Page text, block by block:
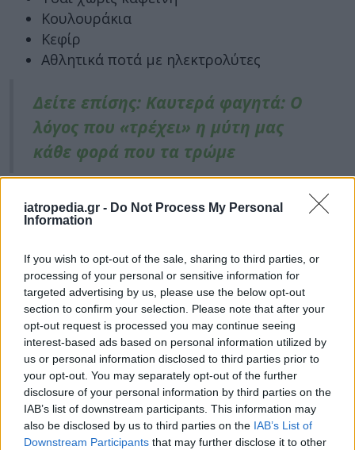
iatropedia.gr - Do Not Process My Personal
Information
If you wish to opt-out of the sale, sharing to third parties, or
processing of your personal or sensitive information for
targeted advertising by us, please use the below opt-out
section to confirm your selection. Please note that after your
opt-out request is processed you may continue seeing
interest-based ads based on personal information utilized by
us or personal information disclosed to third parties prior to
your opt-out. You may separately opt-out of the further
disclosure of your personal information by third parties on the
IAB’s list of downstream participants. This information may
also be disclosed by us to third parties on the IAB’s List of
Downstream Participants that may further disclose it to other
Κουλουράκια
Κεφίρ
Αθλητικά ποτά με ηλεκτρολύτες
Δείτε επίσης: Καυτερά φαγητά: Ο
λόγος που «τρέχει» η μύτη μας
κάθε φορά που τα τρώμε
Τροφές που πρέπει να αποφεύγετε
Τηγανητά, λιπαρά ή πικάντικα τρόφιμα
Δημητριακά ολικής αλέσεως
Ξηροί καρποί και σπόροι
Φασόλια και όσπρια
Ωμά λαχανικά
Καλαμπόκι
Κρεμμύδι και σκόρδο
Πατατάκια
Καραμέλες
Λάχανο και μπρόκολο